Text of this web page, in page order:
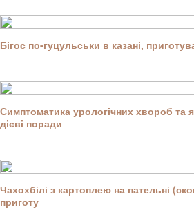
Бігос по-гуцульськи в казані,
Симптоматика урологічних хвороб та
дієві поради
Чахохбілі з картоплею на пательні
приготу